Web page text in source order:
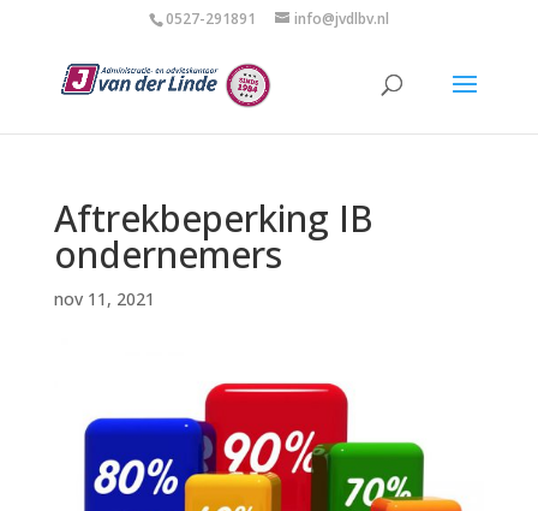
0527-291891 info@jvdlbv.nl
Aftrekbeperking IB
ondernemers
nov 11, 2021